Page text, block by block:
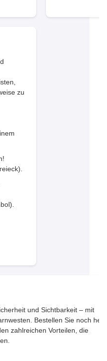
zu
und Sichtbarkeit – mit
Bestellen Sie noch
zahlreichen Vorteilen, die